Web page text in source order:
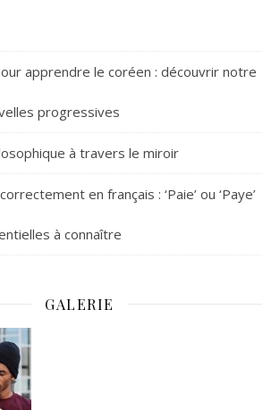
apprendre le coréen : découvrir notre
progressives
à travers le miroir
en français : ‘Paie’ ou ‘Paye’
à connaître
GALERIE